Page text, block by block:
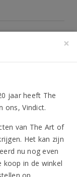
de
×
jaar heeft The
ons, Vindict.
van The Art of
Het kan zijn
nu nog even
in de winkel